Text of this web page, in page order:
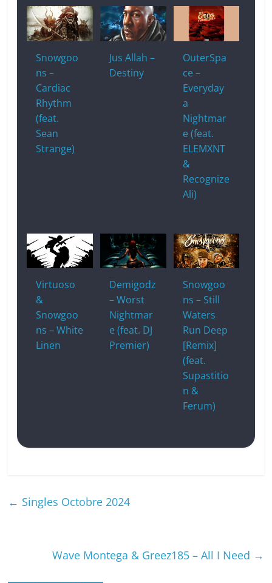
Snowgoo
ns –
Cardiac
Rhythm
(feat.
Sean
Strange)
Jus Allah –
Destiny
OuterSpa
ce –
Everyday
a
Nightmar
e (feat.
ELEMXNT
&
Recognize
Ali)
Virtuoso
&
Snowgoo
ns – White
Linen
Demigodz
– Worst
Nightmar
e (feat. DJ
Premier)
Snowgoo
ns – Still
Waters
Run Deep
[Remix]
(feat.
Supastitio
n &
Ferum)
← Singles Octobre 2024
Wave Montega & Greez185 – All I Need →